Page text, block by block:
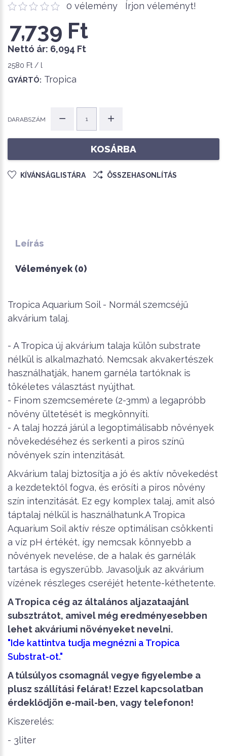
0 vélemény Írjon véleményt!
7,739 Ft
Nettó ár: 6,094 Ft
2580 Ft / l
GYÁRTÓ: Tropica
DARABSZÁM
KOSÁRBA
KÍVÁNSÁGLISTÁRA ÖSSZEHASONLÍTÁS
Leírás
Vélemények (0)
Tropica Aquarium Soil - Normál szemcséjű
akvárium talaj.
- A Tropica új akvárium talaja külön substrate
nélkül is alkalmazható. Nemcsak akvakertészek
használhatják, hanem garnéla tartóknak is
tökéletes választást nyújthat.
- Finom szemcsemérete (2-3mm) a legapróbb
növény ültetését is megkönnyíti.
- A talaj hozzá járúl a legoptimálisabb növények
növekedéséhez és serkenti a piros színű
növények szín intenzitását.
Akvárium talaj biztosítja a jó és aktív növekedést
a kezdetektől fogva, és erősíti a piros növény
szín intenzitását. Ez egy komplex talaj, amit alsó
táptalaj nélkül is használhatunk.A Tropica
Aquarium Soil aktív része optimálisan csökkenti
a víz pH értékét, így nemcsak könnyebb a
növények nevelése, de a halak és garnélák
tartása is egyszerűbb. Javasoljuk az akvárium
vízének részleges cseréjét hetente-kéthetente.
A Tropica cég az általános aljazataajánl
subsztrátot, amivel még eredményesebben
lehet akváriumi növényeket nevelni.
"Ide kattintva tudja megnézni a Tropica
Substrat-ot."
A túlsúlyos csomagnál vegye figyelembe a
plusz szállítási felárat! Ezzel kapcsolatban
érdeklődjön e-mail-ben, vagy telefonon!
Kiszerelés:
- 3liter